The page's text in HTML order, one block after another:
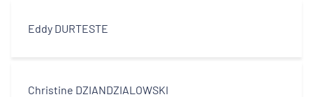
Eddy DURTESTE
Christine DZIANDZIALOWSKI